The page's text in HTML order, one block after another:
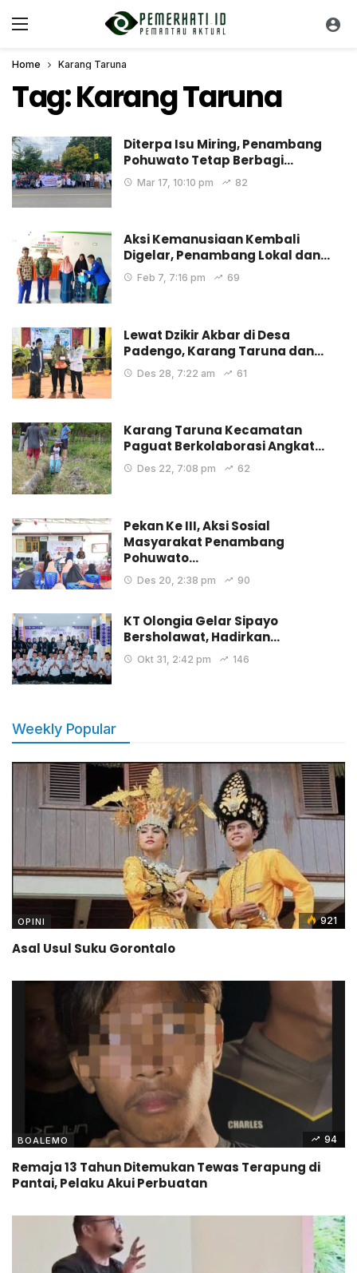
Home Karang Taruna
Tag:Karang Taruna
Diterpa Isu Miring, Penambang
Pohuwato Tetap Berbagi…
Mar 17, 10:10 pm 82
Aksi Kemanusiaan Kembali
Digelar, Penambang Lokal dan…
Feb 7, 7:16 pm 69
Lewat Dzikir Akbar di Desa
Padengo, Karang Taruna dan…
Des 28, 7:22 am 61
Karang Taruna Kecamatan
Paguat Berkolaborasi Angkat…
Des 22, 7:08 pm 62
Pekan Ke III, Aksi Sosial
Masyarakat Penambang
Pohuwato…
Des 20, 2:38 pm 90
KT Olongia Gelar Sipayo
Bersholawat, Hadirkan…
Okt 31, 2:42 pm 146
Weekly Popular
OPINI 921
Asal Usul Suku Gorontalo
BOALEMO 94
Remaja 13 Tahun Ditemukan Tewas Terapung di
Pantai, Pelaku Akui Perbuatan